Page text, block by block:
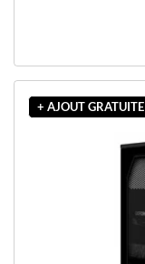
+ AJOUT GRATUITE